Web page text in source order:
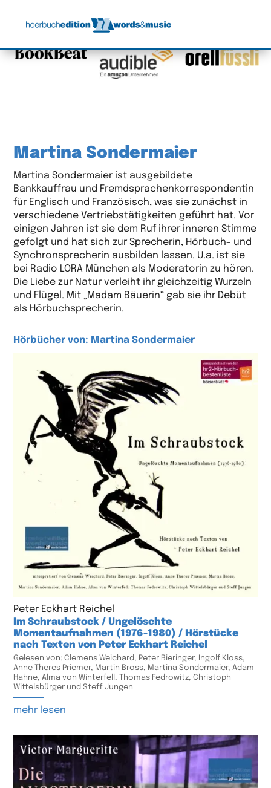
Martina Sondermaier
Martina Sondermaier ist ausgebildete
Bankkauffrau und Fremdsprachenkorrespondentin
für Englisch und Französisch, was sie zunächst in
verschiedene Vertriebstätigkeiten geführt hat. Vor
einigen Jahren ist sie dem Ruf ihrer inneren Stimme
gefolgt und hat sich zur Sprecherin, Hörbuch- und
Synchronsprecherin ausbilden lassen. U.a. ist sie
bei Radio LORA München als Moderatorin zu hören.
Die Liebe zur Natur verleiht ihr gleichzeitig Wurzeln
und Flügel. Mit „Madam Bäuerin“ gab sie ihr Debüt
als Hörbuchsprecherin.
Hörbücher von: Martina Sondermaier
Peter Eckhart Reichel
Im Schraubstock / Ungelöschte
Momentaufnahmen (1976-1980) / Hörstücke
nach Texten von Peter Eckhart Reichel
Gelesen von: Clemens Weichard, Peter Bieringer, Ingolf Kloss,
Anne Theres Priemer, Martin Bross, Martina Sondermaier, Adam
Hahne, Alma von Winterfell, Thomas Fedrowitz, Christoph
Wittelsbürger und Steff Jungen
mehr lesen